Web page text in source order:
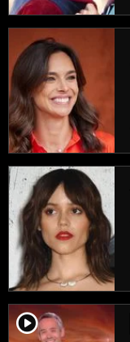
player2